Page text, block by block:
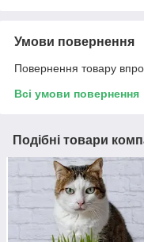
Умови повернення
Повернення товару
Всі умови повернення
Подібні товари